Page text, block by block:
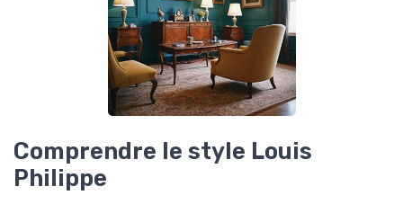
Comprendre le style Louis
Philippe